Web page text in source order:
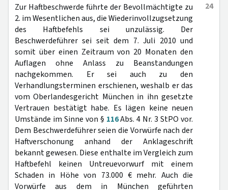
24
Zur Haftbeschwerde führte der Bevollmächtigte zu
2. im Wesentlichen aus, die Wiederinvollzugsetzung
des Haftbefehls sei unzulässig. Der
Beschwerdeführer sei seit dem 7. Juli 2010 und
somit über einen Zeitraum von 20 Monaten den
Auflagen ohne Anlass zu Beanstandungen
nachgekommen. Er sei auch zu den
Verhandlungsterminen erschienen, weshalb er das
vom Oberlandesgericht München in ihn gesetzte
Vertrauen bestätigt habe. Es lägen keine neuen
Umstände im Sinne von § 116Abs. 4 Nr. 3 StPO vor.
Dem Beschwerdeführer seien die Vorwürfe nach der
Haftverschonung anhand der Anklageschrift
bekannt gewesen. Diese enthalte im Vergleich zum
Haftbefehl keinen Untreuevorwurf mit einem
Schaden in Höhe von 73.000 € mehr. Auch die
Vorwürfe aus dem in München geführten